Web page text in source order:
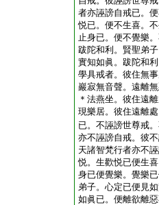
者亦誣謗自戒已。
悦已。便不生喜。
止身已。便不覺樂
跋陀和利。賢聖弟
實知如眞。跋陀和
學具戒者。彼住無
巖寂無音聲。遠離
＊法燕坐。彼住遠
現樂居。彼住遠離
已。不誣謗世尊戒
亦不誣謗自戒。彼
天諸智梵行者亦不
悦。生歡悦已便生
身已便覺樂。覺樂
弟子。心定已便見
如眞已。便離欲離